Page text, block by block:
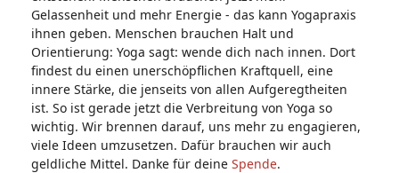
Gelassenheit und mehr Energie - das kann Yogapraxis
ihnen geben. Menschen brauchen Halt und
Orientierung: Yoga sagt: wende dich nach innen. Dort
findest du einen unerschöpflichen Kraftquell, eine
innere Stärke, die jenseits von allen Aufgeregtheiten
ist. So ist gerade jetzt die Verbreitung von Yoga so
wichtig. Wir brennen darauf, uns mehr zu engagieren,
viele Ideen umzusetzen. Dafür brauchen wir auch
geldliche Mittel. Danke für deine Spende.